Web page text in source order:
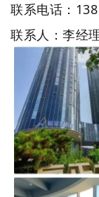
联系电话：
联系人：李经